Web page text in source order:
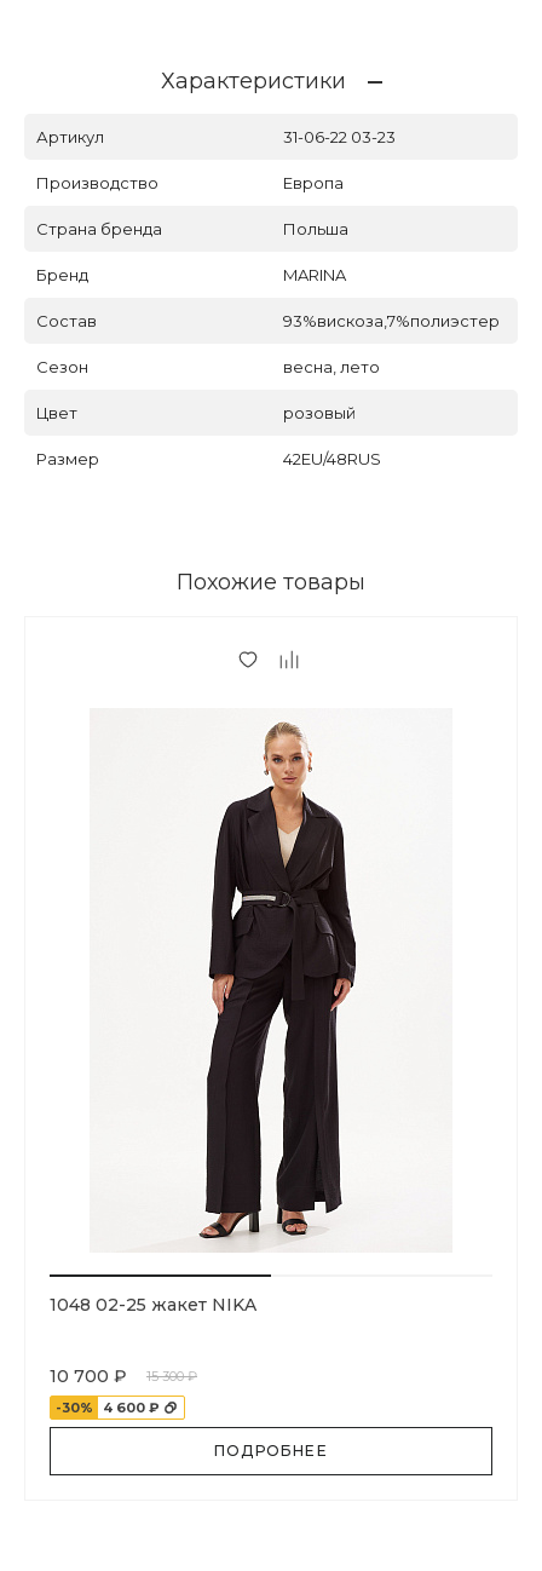
Характеристики
Артикул 31-06-22 03-23
Производство Европа
Страна бренда Польша
Бренд MARINA
Состав 93%вискоза,7%полиэстер
Сезон весна, лето
Цвет розовый
Размер 42EU/48RUS
Похожие товары
1048 02-25 жакет NIKA
10 700 ₽
15 300 ₽
-30%
4 600 ₽
ПОДРОБНЕЕ